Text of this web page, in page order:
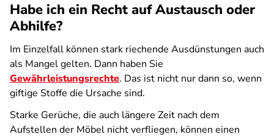
Habe ich ein Recht auf Austausch oder
Abhilfe?
Im Einzelfall können stark riechende Ausdünstungen auch
als Mangel gelten. Dann haben Sie
Gewährleistungsrechte. Das ist nicht nur dann so, wenn
giftige Stoffe die Ursache sind.
Starke Gerüche, die auch längere Zeit nach dem
Aufstellen der Möbel nicht verfliegen, können einen